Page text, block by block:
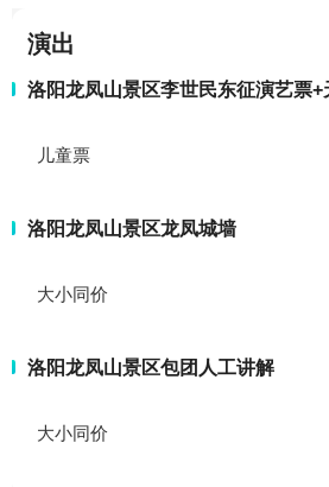
演出
洛阳龙凤山景区李世民东征演艺票+
儿童票
洛阳龙凤山景区龙凤城墙
大小同价
洛阳龙凤山景区包团人工讲解
大小同价